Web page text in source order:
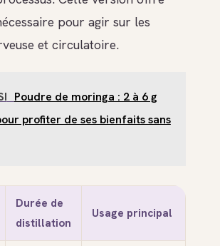
pour agir sur les
et circulatoire.
Poudre de moringa : 2 à 6 g
profiter de ses bienfaits sans
Durée de
distillation
Usage principal